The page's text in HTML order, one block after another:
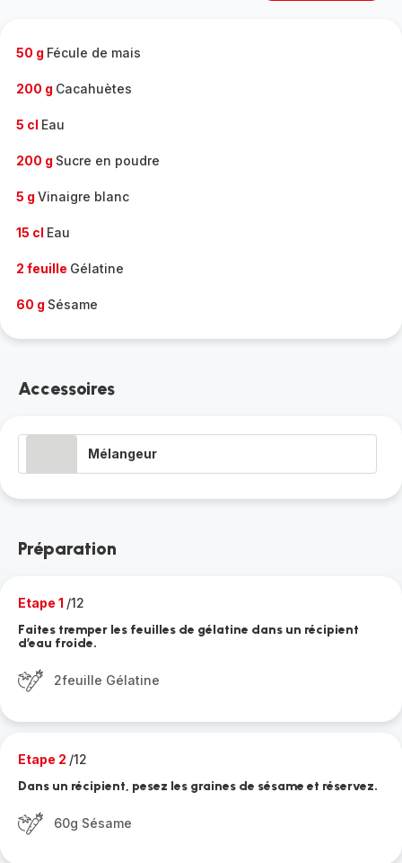
50 g Fécule de mais
200 g Cacahuètes
5 cl Eau
200 g Sucre en poudre
5 g Vinaigre blanc
15 cl Eau
2 feuille Gélatine
60 g Sésame
Accessoires
Mélangeur
Préparation
Etape 1 /12
Faites tremper les feuilles de gélatine dans un récipient
d’eau froide.
2feuille Gélatine
Etape 2 /12
Dans un récipient, pesez les graines de sésame et réservez.
60g Sésame